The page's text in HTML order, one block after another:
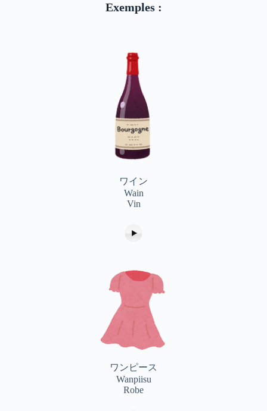
Exemples :
ワイン
Wain
Vin
ワンピース
Wanpiisu
Robe